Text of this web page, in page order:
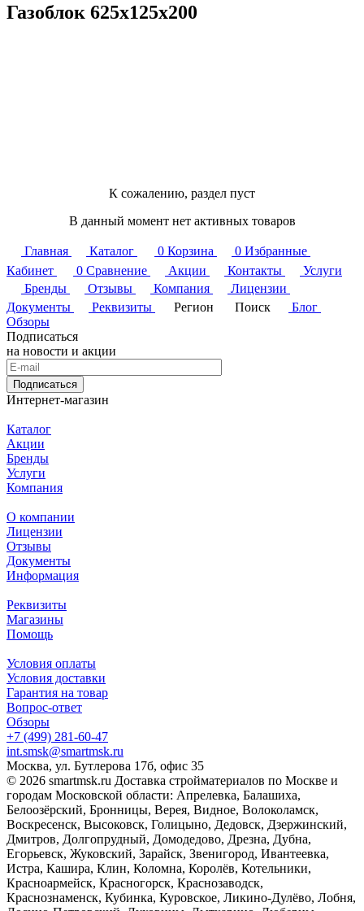
Газоблок 625х125х200
К сожалению, раздел пуст
В данный момент нет активных товаров
Главная Каталог 0 Корзина 0 Избранные
Кабинет
0 Сравнение Акции Контакты
Услуги
Бренды
Отзывы Компания
Лицензии
Документы
Реквизиты Регион Поиск
Блог
Обзоры
Подписаться
на новости и акции
Подписаться
Интернет-магазин
Каталог
Акции
Бренды
Услуги
Компания
О компании
Лицензии
Отзывы
Документы
Информация
Реквизиты
Магазины
Помощь
Условия оплаты
Условия доставки
Гарантия на товар
Вопрос-ответ
Обзоры
+7 (499) 281-60-47
int.smsk@smartmsk.ru
Москва, ул. Бутлерова 17б, офис 35
© 2026 smartmsk.ru Доставка стройматериалов по Москве и
городам Московской области: Апрелевка, Балашиха,
Белоозёрский, Бронницы, Верея, Видное, Волоколамск,
Воскресенск, Высоковск, Голицыно, Дедовск, Дзержинский,
Дмитров, Долгопрудный, Домодедово, Дрезна, Дубна,
Егорьевск, Жуковский, Зарайск, Звенигород, Ивантеевка,
Истра, Кашира, Клин, Коломна, Королёв, Котельники,
Красноармейск, Красногорск, Краснозаводск,
Краснознаменск, Кубинка, Куровское, Ликино-Дулёво, Лобня,